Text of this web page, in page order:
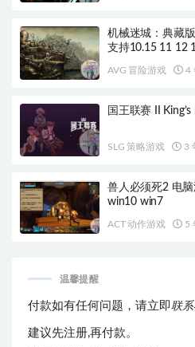
机械迷城：典藏
支持10.15 11 12
AVG 冒险游戏 4
国王联
SLG 策略游戏 3
兽人必须死2 电
win10 win7
ACT 动作游戏 5
温馨提醒
付款如有任何问题，请立即联
建议先注册,再付款。